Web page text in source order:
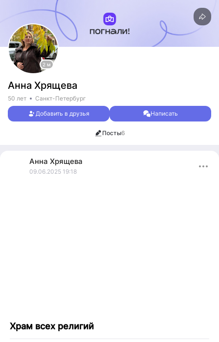
2 м
Анна Хрящева
50 лет Санкт-Петербург
Добавить в друзья Написать
Посты6
Анна Хрящева
09.06.2025 19:18
Храм всех религий